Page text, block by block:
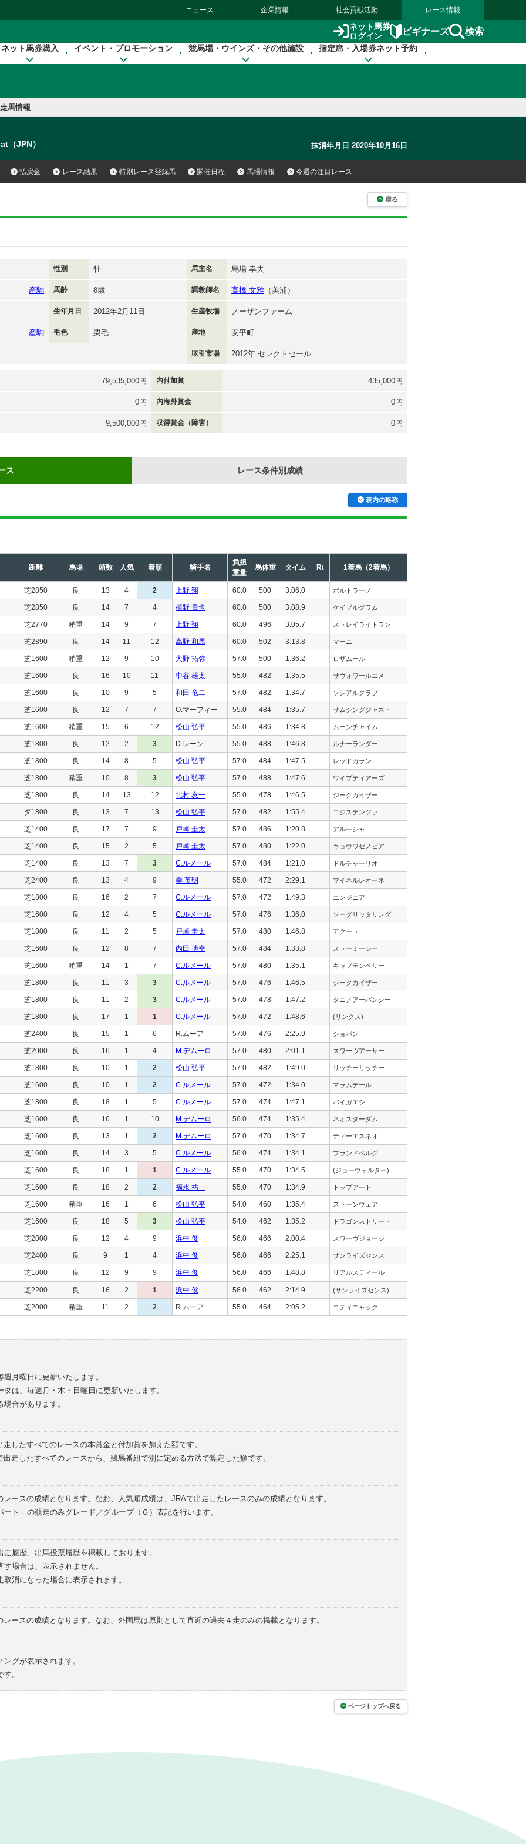
ニュース 企業情報 社会貢献活動 レース情報
ネット馬券
ログイン
ビギナーズ 検索
ネット馬券購入 イベント・プロモーション 競馬場・ウインズ・その他施設 指定席・入場券ネット予約
馬情報
（JPN） 抹消年月日 2020年10月16日
払戻金 レース結果 特別レース登録馬 開催日程 馬場情報 今週の注目レース
戻る
性別 牡 馬主名 馬場 幸夫
産駒 馬齢 8歳 調教師名 高橋 文雅 （美浦）
生年月日 2012年2月11日 生産牧場 ノーザンファーム
産駒 毛色 栗毛 産地 安平町
取引市場 2012年 セレクトセール
79,535,000 円 内付加賞 435,000 円
0 円 内海外賞金 0 円
9,500,000 円 収得賞金（障害） 0 円
ス レース条件別成績
表内の略称
距離 馬場 頭数 人気 着順 騎手名
負担
重量
馬体重 タイム Rt 1着馬（2着馬）
芝2850 良 13 4 2 上野 翔 60.0 500 3:06.0 ポルトラーノ
芝2850 良 14 7 4 植野 貴也 60.0 500 3:08.9 ケイブルグラム
芝2770 稍重 14 9 7 上野 翔 60.0 496 3:05.7 ストレイライトラン
芝2890 良 14 11 12 高野 和馬 60.0 502 3:13.8 マーニ
芝1600 稍重 12 9 10 大野 拓弥 57.0 500 1:36.2 ロザムール
芝1600 良 16 10 11 中谷 雄太 55.0 482 1:35.5 サヴォワールエメ
芝1600 良 10 9 5 和田 竜二 57.0 482 1:34.7 ソシアルクラブ
芝1600 良 12 7 7 O.マーフィー 55.0 484 1:35.7 サムシングジャスト
芝1600 稍重 15 6 12 松山 弘平 55.0 486 1:34.8 ムーンチャイム
芝1800 良 12 2 3 D.レーン 55.0 488 1:46.8 ルナーランダー
芝1800 良 14 8 5 松山 弘平 57.0 484 1:47.5 レッドガラン
芝1800 稍重 10 8 3 松山 弘平 57.0 488 1:47.6 ワイプティアーズ
芝1800 良 14 13 12 北村 友一 55.0 478 1:46.5 ジークカイザー
ダ1800 良 13 7 13 松山 弘平 57.0 482 1:55.4 エジステンツァ
芝1400 良 17 7 9 戸崎 圭太 57.0 486 1:20.8 アルーシャ
芝1400 良 15 2 5 戸崎 圭太 57.0 480 1:22.0 キョウワゼノビア
芝1400 良 13 7 3 C.ルメール 57.0 484 1:21.0 ドルチャーリオ
芝2400 良 13 4 9 幸 英明 55.0 472 2:29.1 マイネルレオーネ
芝1800 良 16 2 7 C.ルメール 57.0 472 1:49.3 エンジニア
芝1600 良 12 4 5 C.ルメール 57.0 476 1:36.0 ソーグリッタリング
芝1800 良 11 2 5 戸崎 圭太 57.0 480 1:46.8 アクート
芝1600 良 12 8 7 内田 博幸 57.0 484 1:33.8 ストーミーシー
芝1600 稍重 14 1 7 C.ルメール 57.0 480 1:35.1 キャプテンペリー
芝1800 良 11 3 3 C.ルメール 57.0 476 1:46.5 ジークカイザー
芝1800 良 11 2 3 C.ルメール 57.0 478 1:47.2 タニノアーバンシー
芝1800 良 17 1 1 C.ルメール 57.0 472 1:48.6 (リンクス)
芝2400 良 15 1 6 R.ムーア 57.0 476 2:25.9 ショパン
芝2000 良 16 1 4 M.デムーロ 57.0 480 2:01.1 スワーヴアーサー
芝1800 良 10 1 2 松山 弘平 57.0 482 1:49.0 リッチーリッチー
芝1600 良 10 1 2 C.ルメール 57.0 472 1:34.0 マラムデール
芝1800 良 18 1 5 C.ルメール 57.0 474 1:47.1 バイガエシ
芝1600 良 16 1 10 M.デムーロ 56.0 474 1:35.4 ネオスターダム
芝1600 良 13 1 2 M.デムーロ 57.0 470 1:34.7 ティーエスネオ
芝1600 良 14 3 5 C.ルメール 56.0 474 1:34.1 ブランドベルグ
芝1600 良 18 1 1 C.ルメール 55.0 470 1:34.5 (ジョーウォルター)
芝1600 良 18 2 2 福永 祐一 55.0 470 1:34.9 トップアート
芝1600 稍重 16 1 6 松山 弘平 54.0 460 1:35.4 ストーンウェア
芝1600 良 18 5 3 松山 弘平 54.0 462 1:35.2 ドラゴンストリート
芝2000 良 12 4 9 浜中 俊 56.0 466 2:00.4 スワーヴジョージ
芝2400 良 9 1 4 浜中 俊 56.0 466 2:25.1 サンライズセンス
芝1800 良 12 9 9 浜中 俊 56.0 466 1:48.8 リアルスティール
芝2200 良 16 2 1 浜中 俊 56.0 462 2:14.9 (サンライズセンス)
芝2000 稍重 11 2 2 R.ムーア 55.0 464 2:05.2 コティニャック
月曜日に更新いたします。
は、毎週月・木・日曜日に更新いたします。
合があります。
したすべてのレースの本賞金と付加賞を加えた額です。
走したすべてのレースから、競馬番組で別に定める方法で算定した額です。
ースの成績となります。なお、人気順成績は、JRAで出走したレースのみの成績となります。
トⅠの競走のみグレード／グループ（Ｇ）表記を行います。
履歴、出馬投票履歴を掲載しております。
場合は、表示されません。
消になった場合に表示されます。
ースの成績となります。なお、外国馬は原則として直近の過去４走のみの掲載となります。
グが表示されます。
。
ページトップへ戻る